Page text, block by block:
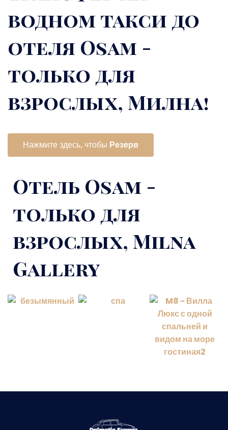
водном такси до
отеля Osam -
только для
взрослых, Милна!
Нажмите здесь, чтобы Резерв
Отель Osam -
только для
взрослых, Milna
Gallery